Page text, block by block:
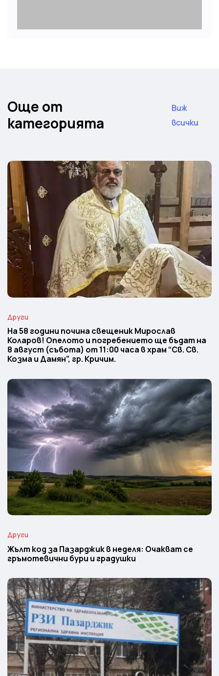
Още от
категорията
Виж
всички
Други
На 58 години почина свещеник Мирослав
Коларов! Опелото и погребението ще бъдат на
8 август (събота) от 11:00 часа в храм “Св. Св.
Козма и Дамян”, гр. Кричим.
Други
Жълт код за Пазарджик в неделя: Очакват се
гръмотевични бури и градушки